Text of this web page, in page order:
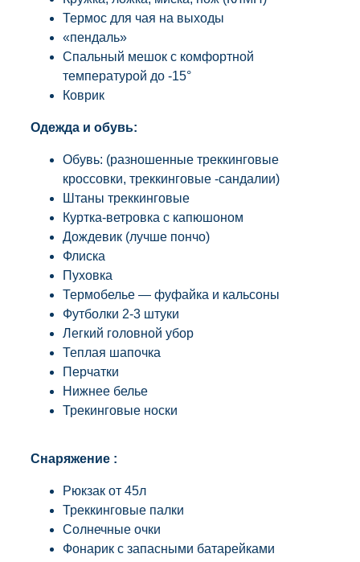
Термос для чая на выходы
«пендаль»
Спальный мешок с комфортной
температурой до -15°
Коврик
Одежда и обувь:
Обувь: (разношенные треккинговые
кроссовки, треккинговые -сандалии)
Штаны треккинговые
Куртка-ветровка с капюшоном
Дождевик (лучше пончо)
Флиска
Пуховка
Термобелье — фуфайка и кальсоны
Футболки 2-3 штуки
Легкий головной убор
Теплая шапочка
Перчатки
Нижнее белье
Трекинговые носки
Снаряжение :
Рюкзак от 45л
Треккинговые палки
Солнечные очки
Фонарик с запасными батарейками